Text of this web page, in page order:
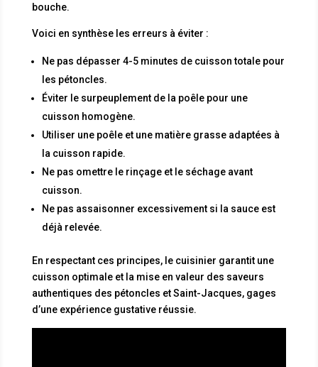
bouche.
Voici en synthèse les erreurs à éviter :
Ne pas dépasser 4-5 minutes de cuisson totale pour
les pétoncles.
Éviter le surpeuplement de la poêle pour une
cuisson homogène.
Utiliser une poêle et une matière grasse adaptées à
la cuisson rapide.
Ne pas omettre le rinçage et le séchage avant
cuisson.
Ne pas assaisonner excessivement si la sauce est
déjà relevée.
En respectant ces principes, le cuisinier garantit une
cuisson optimale et la mise en valeur des saveurs
authentiques des pétoncles et Saint-Jacques, gages
d’une expérience gustative réussie.